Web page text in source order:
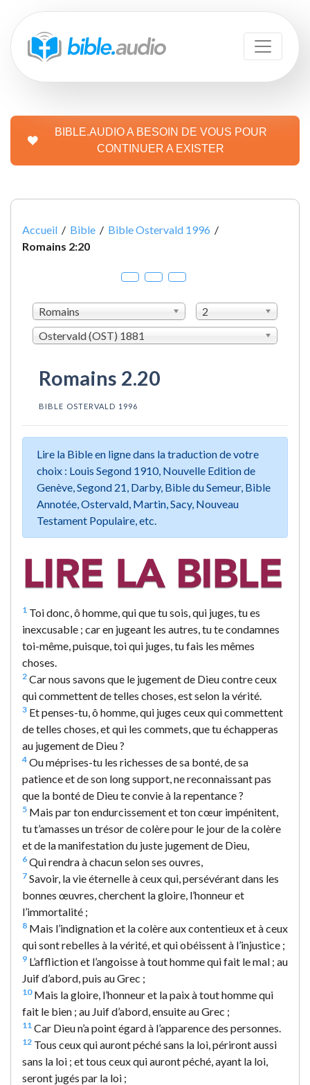
BIBLE.AUDIO A BESOIN DE VOUS POUR
CONTINUER A EXISTER
Accueil / Bible / Bible Ostervald 1996 /
Romains 2:20
Romains
2
Ostervald (OST) 1881
Romains 2.20
BIBLE OSTERVALD 1996
Lire la Bible en ligne dans la traduction de votre
choix : Louis Segond 1910, Nouvelle Edition de
Genève, Segond 21, Darby, Bible du Semeur, Bible
Annotée, Ostervald, Martin, Sacy, Nouveau
Testament Populaire, etc.
1 Toi donc, ô homme, qui que tu sois, qui juges, tu es
inexcusable ; car en jugeant les autres, tu te condamnes
toi-même, puisque, toi qui juges, tu fais les mêmes
choses.
2 Car nous savons que le jugement de Dieu contre ceux
qui commettent de telles choses, est selon la vérité.
3 Et penses-tu, ô homme, qui juges ceux qui commettent
de telles choses, et qui les commets, que tu échapperas
au jugement de Dieu ?
4 Ou méprises-tu les richesses de sa bonté, de sa
patience et de son long support, ne reconnaissant pas
que la bonté de Dieu te convie à la repentance ?
5 Mais par ton endurcissement et ton cœur impénitent,
tu t’amasses un trésor de colère pour le jour de la colère
et de la manifestation du juste jugement de Dieu,
6 Qui rendra à chacun selon ses ouvres,
7 Savoir, la vie éternelle à ceux qui, persévérant dans les
bonnes œuvres, cherchent la gloire, l’honneur et
l’immortalité ;
8 Mais l’indignation et la colère aux contentieux et à ceux
qui sont rebelles à la vérité, et qui obéissent à l’injustice ;
9 L’affliction et l’angoisse à tout homme qui fait le mal ; au
Juif d’abord, puis au Grec ;
10Mais la gloire, l’honneur et la paix à tout homme qui
fait le bien ; au Juif d’abord, ensuite au Grec ;
11 Car Dieu n’a point égard à l’apparence des personnes.
12 Tous ceux qui auront péché sans la loi, périront aussi
sans la loi ; et tous ceux qui auront péché, ayant la loi,
seront jugés par la loi ;